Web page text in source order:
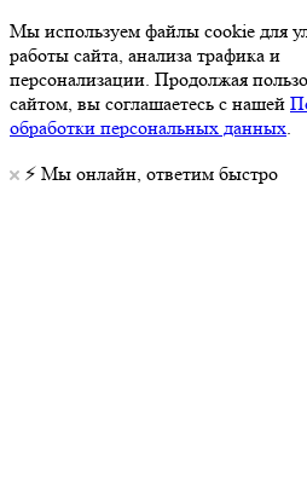
Мы используем файлы cookie для
работы сайта, анализа трафика и
персонализации. Продолжая
сайтом, вы соглашаетесь с нашей
обработки персональных данных
⚡️ Мы онлайн, ответим быстро